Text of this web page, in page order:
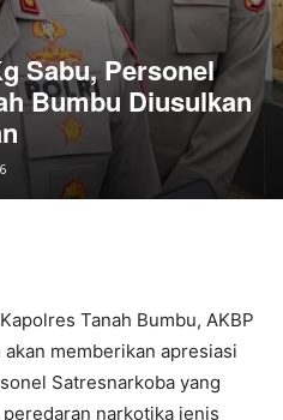
Sabu, Personel
Bumbu Diusulkan
Tanah Bumbu, AKBP
memberikan apresiasi
Satresnarkoba yang
narkotika jenis